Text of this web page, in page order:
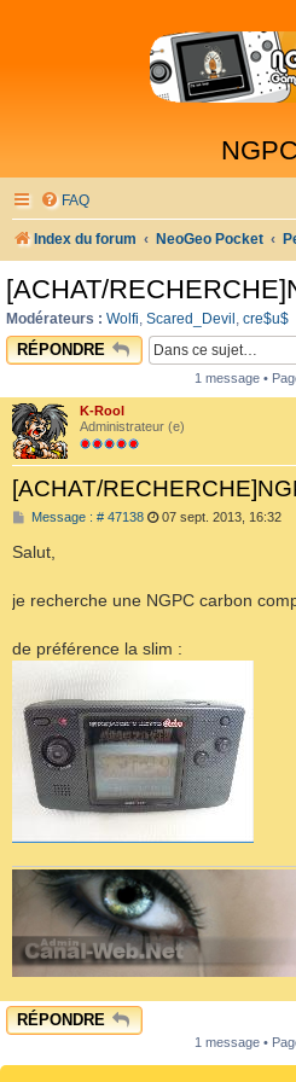
FAQ
Index du forum NeoGeo Pocket
[ACHAT/
Modérateurs : Wolfi, Scared_Devil , cre$u$
RÉPONDRE
1 message •
K-Rool
Administrateur (e)
[ACHAT/
Message : # 47138M
g
e
07 sept. 2013, 16:32
Salut,
je recherche une NGPC carbon
de préférence la slim :
RÉPONDRE
1 message •